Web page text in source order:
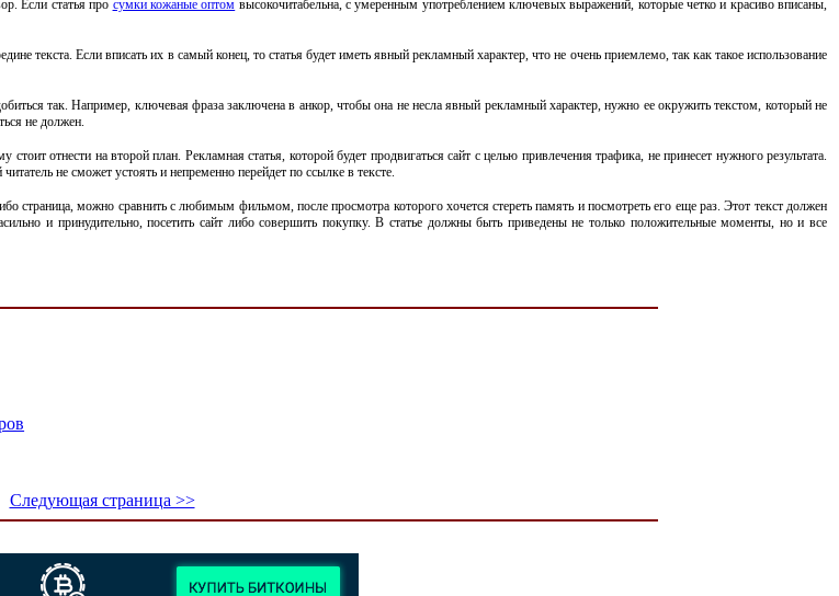
Если статья про сумки кожаные оптом высокочитабельна, с умеренным употреблением ключевых выражений, которые четко и красиво вписаны,
текста. Если вписать их в самый конец, то статья будет иметь явный рекламный характер, что не очень приемлемо, так как такое использование
так. Например, ключевая фраза заключена в анкор, чтобы она не несла явный рекламный характер, нужно ее окружить текстом, который не
не должен.
отнести на второй план. Рекламная статья, которой будет продвигаться сайт с целью привлечения трафика, не принесет нужного результата.
не сможет устоять и непременно перейдет по ссылке в тексте.
страница, можно сравнить с любимым фильмом, после просмотра которого хочется стереть память и посмотреть его еще раз. Этот текст должен
и принудительно, посетить сайт либо совершить покупку. В статье должны быть приведены не только положительные моменты, но и все
Следующая страница >>